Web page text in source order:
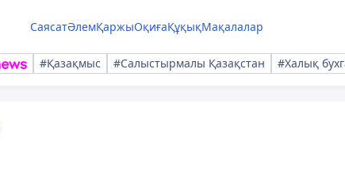
СаясатӘлемҚаржыОқиғаҚұқықМақалалар
#Қазақмыс #Салыстырмалы Қазақстан #Халық